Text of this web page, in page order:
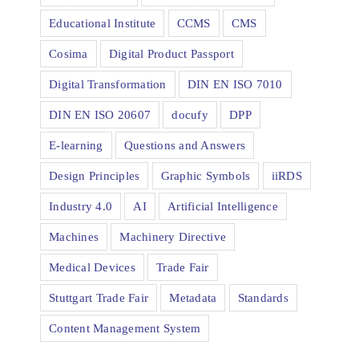
Educational Institute CCMS CMS
Cosima Digital Product Passport
Digital Transformation DIN EN ISO 7010
DIN EN ISO 20607 docufy DPP
E-learning Questions and Answers
Design Principles Graphic Symbols iiRDS
Industry 4.0 AI Artificial Intelligence
Machines Machinery Directive
Medical Devices Trade Fair
Stuttgart Trade Fair Metadata Standards
Content Management System